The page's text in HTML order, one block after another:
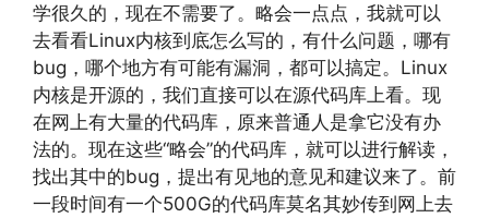
学很久的，现在不需要了。略会一点点，我就可以
去看看Linux内核到底怎么写的，有什么问题，哪有
bug，哪个地方有可能有漏洞，都可以搞定。Linux
内核是开源的，我们直接可以在源代码库上看。现
在网上有大量的代码库，原来普通人是拿它没有办
法的。现在这些“略会”的代码库，就可以进行解读，
找出其中的bug，提出有见地的意见和建议来了。前
一段时间有一个500G的代码库莫名其妙传到网上去